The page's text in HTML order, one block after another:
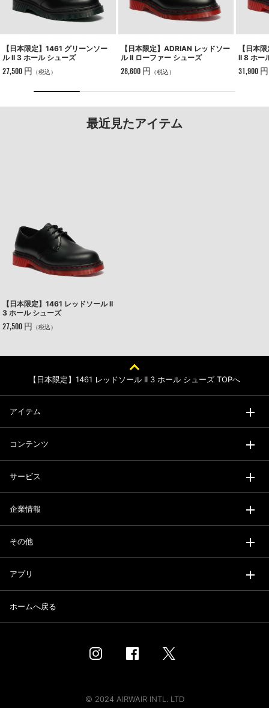
【日本限定】1461 グリーンソー
ル II 3 ホール シューズ
27,500 円 （税込）
【日本限定】ADRIAN レッドソー
ル II ローファー シューズ
28,600 円 （税込）
【日本
II 8 ホー
31,900 円
最近見たアイテム
【日本限定】1461 レッドソール II
3 ホール シューズ
27,500 円 （税込）
【日本限定】1461 レッドソール II 3 ホール シューズ TOPへ
アイテム
コンテンツ
サービス
企業情報
その他
アプリ
ホームへ戻る
© 2024 AIRWAIR INTL. LTD